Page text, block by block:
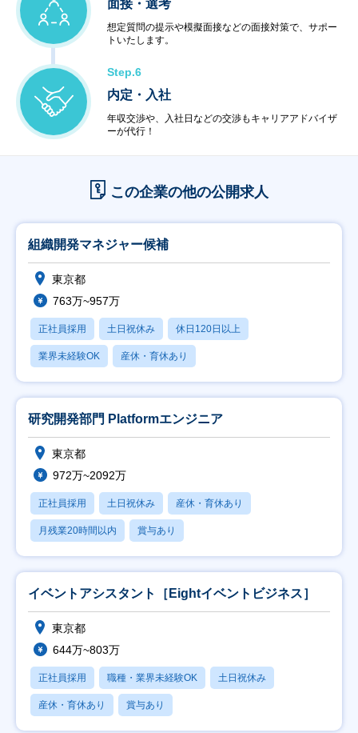
面接・選考
想定質問の提示や模擬面接などの面接対策で、サポー
トいたします。
Step.6
内定・入社
年収交渉や、入社日などの交渉もキャリアアドバイザ
ーが代行！
この企業の他の公開求人
組織開発マネジャー候補
東京都
763万~957万
正社員採用 土日祝休み 休日120日以上
業界未経験OK 産休・育休あり
研究開発部門 Platformエンジニア
東京都
972万~2092万
正社員採用 土日祝休み 産休・育休あり
月残業20時間以内 賞与あり
イベントアシスタント［Eightイベントビジネス］
東京都
644万~803万
正社員採用 職種・業界未経験OK 土日祝休み
産休・育休あり 賞与あり